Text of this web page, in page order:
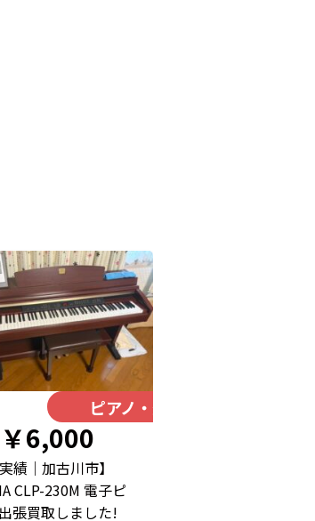
ピアノ・楽器
￥6,000
績｜加古川市】
CLP-230M 電子ピ
張買取しました!